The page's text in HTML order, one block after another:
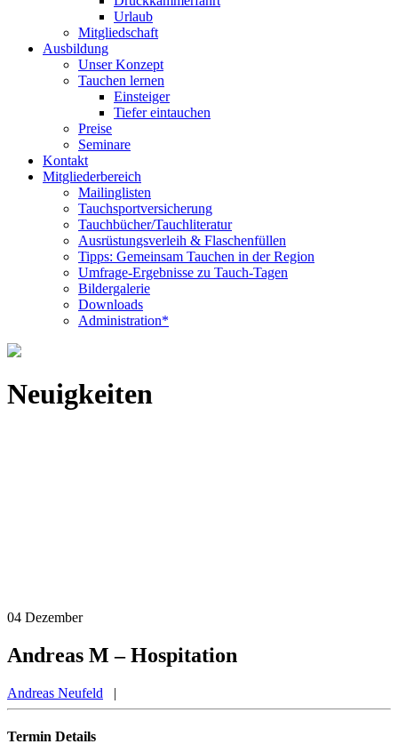
Urlaub
Mitgliedschaft
Ausbildung
Unser Konzept
Tauchen lernen
Einsteiger
Tiefer eintauchen
Preise
Seminare
Kontakt
Mitgliederbereich
Mailinglisten
Tauchsportversicherung
Tauchbücher/Tauchliteratur
Ausrüstungsverleih & Flaschenfüllen
Tipps: Gemeinsam Tauchen in der Region
Umfrage-Ergebnisse zu Tauch-Tagen
Bildergalerie
Downloads
Administration*
Neuigkeiten
04 Dezember
Andreas M – Hospitation
Andreas Neufeld |
Termin Details